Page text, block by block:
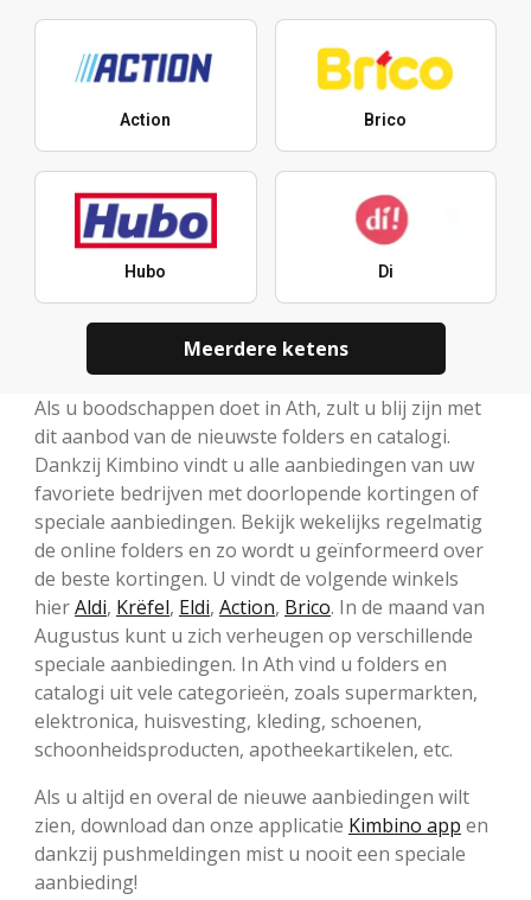
Action Brico
Hubo Di
Meerdere ketens
Als u boodschappen doet in Ath, zult u blij zijn met
dit aanbod van de nieuwste folders en catalogi.
Dankzij Kimbino vindt u alle aanbiedingen van uw
favoriete bedrijven met doorlopende kortingen of
speciale aanbiedingen. Bekijk wekelijks regelmatig
de online folders en zo wordt u geïnformeerd over
de beste kortingen. U vindt de volgende winkels
hierAldi, Krëfel, Eldi, Action, Brico. In de maand van
Augustus kunt u zich verheugen op verschillende
speciale aanbiedingen. In Ath vind u folders en
catalogi uit vele categorieën, zoals supermarkten,
elektronica, huisvesting, kleding, schoenen,
schoonheidsproducten, apotheekartikelen, etc.
Als u altijd en overal de nieuwe aanbiedingen wilt
zien, download dan onze applicatie Kimbino app en
dankzij pushmeldingen mist u nooit een speciale
aanbieding!